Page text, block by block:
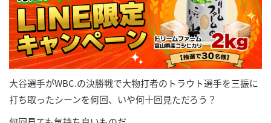
大谷選手がWBC.の決勝戦で大物打者のトラウト選手を三振に
打ち取ったシーンを何回、いや何十回見ただろう？